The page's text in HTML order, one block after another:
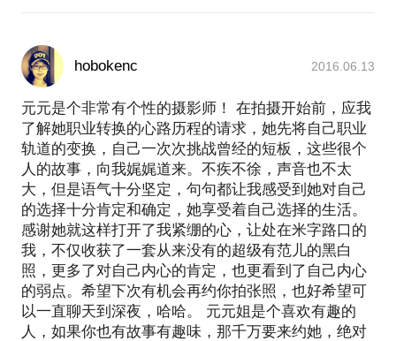
hobokenc 2016.06.13
元元是个非常有个性的摄影师！ 在拍摄开始前，应我
了解她职业转换的心路历程的请求，她先将自己职业
轨道的变换，自己一次次挑战曾经的短板，这些很个
人的故事，向我娓娓道来。不疾不徐，声音也不太
大，但是语气十分坚定，句句都让我感受到她对自己
的选择十分肯定和确定，她享受着自己选择的生活。
感谢她就这样打开了我紧绷的心，让处在米字路口的
我，不仅收获了一套从来没有的超级有范儿的黑白
照，更多了对自己内心的肯定，也更看到了自己内心
的弱点。希望下次有机会再约你拍张照，也好希望可
以一直聊天到深夜，哈哈。 元元姐是个喜欢有趣的
人，如果你也有故事有趣味，那千万要来约她，绝对